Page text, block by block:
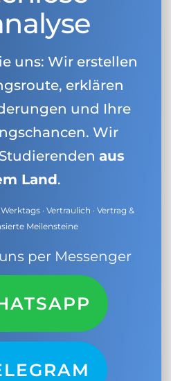
uns: Wir erstellen
erklären
und Ihre
Wir
aus
Land.
· Vertraulich · Vertrag &
Meilensteine
per Messenger